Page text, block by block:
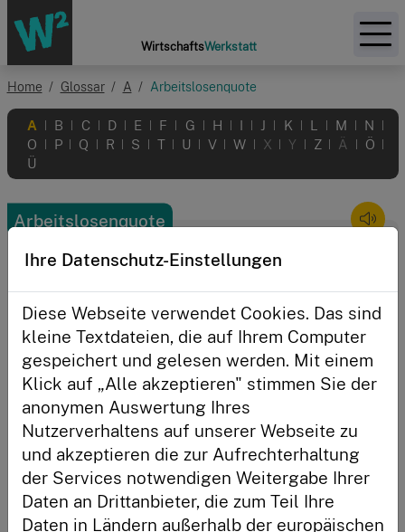
Zur Startseite
WirtschaftsWerkstatt
Themen
Aktionen
Initiative
Anmelden
Angemeldet bleiben?
Anmelden
Neu hier?
Home Glossar A Arbeitslosenquote
A B C D E F G H I J K L M N
O P Q R S T U V W X Y Z Ä Ö
Ü
Arbeitslosenquote
Zeigt, wie gut Menschen in einem
Eine Quote ist ein Teil (oder Bruchteil) im Verhältnis zu
einem Ganzen. Für die Arbeitslosenquote zählt man die
Ihre Datenschutz-Einstellungen
Diese Webseite verwendet Cookies. Das sind
kleine Textdateien, die auf Ihrem Computer
gespeichert und gelesen werden. Mit einem
Klick auf „Alle akzeptieren" stimmen Sie der
anonymen Auswertung Ihres
Nutzerverhaltens auf unserer Webseite zu
und akzeptieren die zur Aufrechterhaltung
der Services notwendigen Weitergabe Ihrer
Daten an Drittanbieter, die zum Teil Ihre
Daten in Ländern außerhalb der europäischen